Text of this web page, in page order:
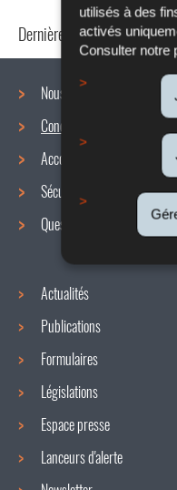
utilisés à des
activés
Consulter notre
Dernière mise à jour24/
Menu
de
navigation
Nous connaître
Conditions de travail
Accords collectifs
Sécurité / Santé au travail
Questions / réponses
Actualités
Publications
Formulaires
Législations
Espace presse
Lanceurs d'alerte